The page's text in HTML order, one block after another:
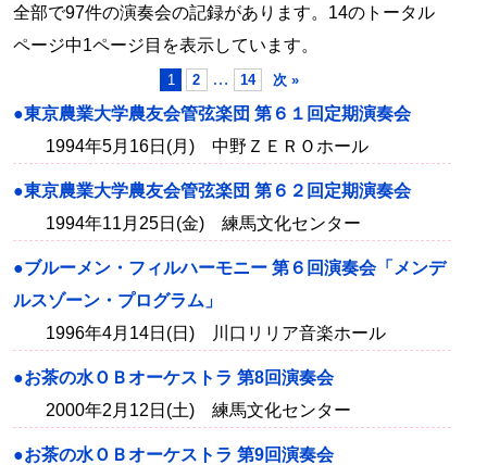
全部で97件の演奏会の記録があります。14のトータル
ページ中1ページ目を表示しています。
1 2 … 14 次 »
●東京農業大学農友会管弦楽団 第６１回定期演奏会
1994年5月16日(月) 中野ＺＥＲＯホール
●東京農業大学農友会管弦楽団 第６２回定期演奏会
1994年11月25日(金) 練馬文化センター
●ブルーメン・フィルハーモニー 第６回演奏会「メンデ
ルスゾーン・プログラム」
1996年4月14日(日) 川口リリア音楽ホール
●お茶の水ＯＢオーケストラ 第8回演奏会
2000年2月12日(土) 練馬文化センター
●お茶の水ＯＢオーケストラ 第9回演奏会